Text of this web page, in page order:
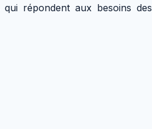
qui répondent aux besoins des